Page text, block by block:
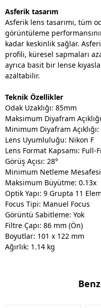
Asferik tasarım
Asferik lens tasarımı, tüm
görüntüleme
kadar keskinlik sağlar.
profili, küresel sapmaları
ayrıca basit bir lense
azaltabilir.
Teknik Özellikler
Odak Uzaklığı: 85mm
Maksimum Diyafram
Minimum Diyafram
Lens Uyumluluğu: Nikon F
Lens Format Kapsamı: Full-
Görüş Açısı: 28°
Minimum Netleme
Maksimum Büyütme: 0.13x
Optik Yapı: 9 Grupta 11
Focus Tipi: Manuel Focus
Görüntü Sabitleme: Yok
Filtre Çapı: 86 mm (Ön)
Boyutlar: 101 x 122 mm
Ağırlık: 1.14 kg